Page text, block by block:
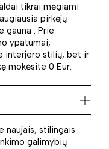
tikrai mėgiami
pirkėjų
gauna . Prie
ypatumai,
interjero stilių, bet ir
mokėsite 0 Eur.
naujais, stilingais
galimybių